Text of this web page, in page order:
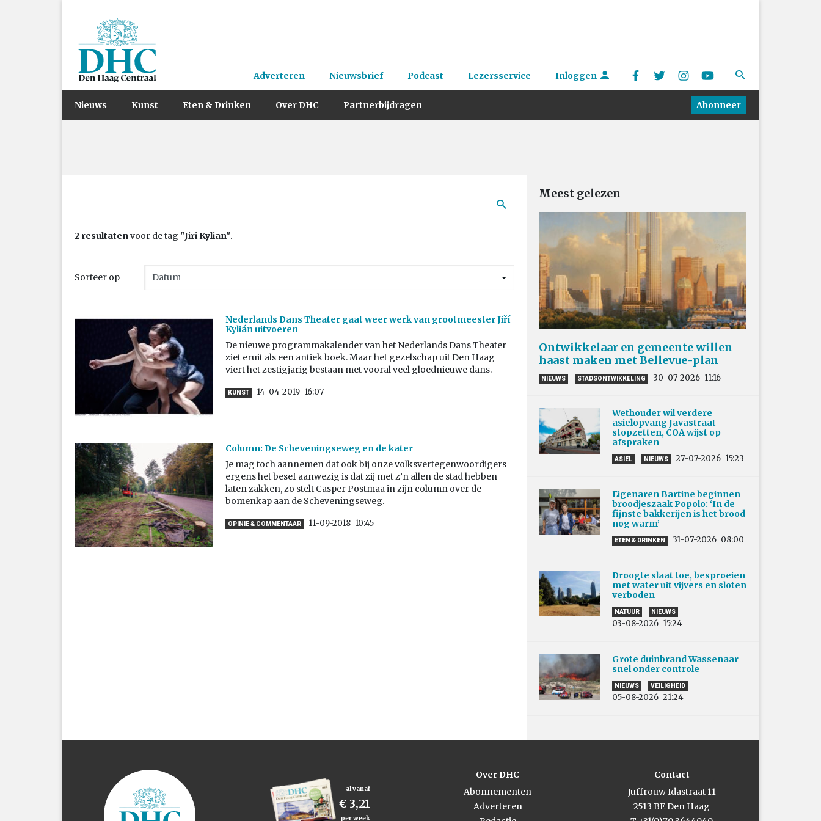
Adverteren Nieuwsbrief Podcast Lezersservice Inloggen
Nieuws Kunst Eten & Drinken Over DHC Partnerbijdragen Abonneer
2 resultatenvoor de tag "Jiri Kylian".
Sorteer op
Nederlands Dans Theater gaat weer werk van grootmeester Jiří
Kylián uitvoeren
De nieuwe programmakalender van het Nederlands Dans Theater
ziet eruit als een antiek boek. Maar het gezelschap uit Den Haag
viert het zestigjarig bestaan met vooral veel gloednieuwe dans.
KUNST 14-04-2019 16:07
Column: De Scheveningseweg en de kater
Je mag toch aannemen dat ook bij onze volksvertegenwoordigers
ergens het besef aanwezig is dat zij met z’n allen de stad hebben
laten zakken, zo stelt Casper Postmaa in zijn column over de
bomenkap aan de Scheveningseweg.
OPINIE & COMMENTAAR 11-09-2018 10:45
Meest gelezen
Ontwikkelaar en gemeente willen
haast maken met Bellevue-plan
NIEUWS STADSONTWIKKELING 30-07-2026 11:16
Wethouder wil verdere
asielopvang Javastraat
stopzetten, COA wijst op
afspraken
ASIEL NIEUWS 27-07-2026 15:23
Eigenaren Bartine beginnen
broodjeszaak Popolo: ‘In de
fijnste bakkerijen is het brood
nog warm’
ETEN & DRINKEN 31-07-2026 08:00
Droogte slaat toe, besproeien
met water uit vijvers en sloten
verboden
NATUUR NIEUWS
03-08-2026 15:24
Grote duinbrand Wassenaar
snel onder controle
NIEUWS VEILIGHEID
05-08-2026 21:24
al vanaf
€ 3,21
per week
Over DHC
Abonnementen
Adverteren
Contact
Juffrouw Idastraat 11
2513 BE Den Haag